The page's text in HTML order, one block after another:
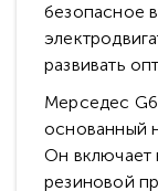
безопасное
развивать
Мерседес
основанный
Он включает
резиновой